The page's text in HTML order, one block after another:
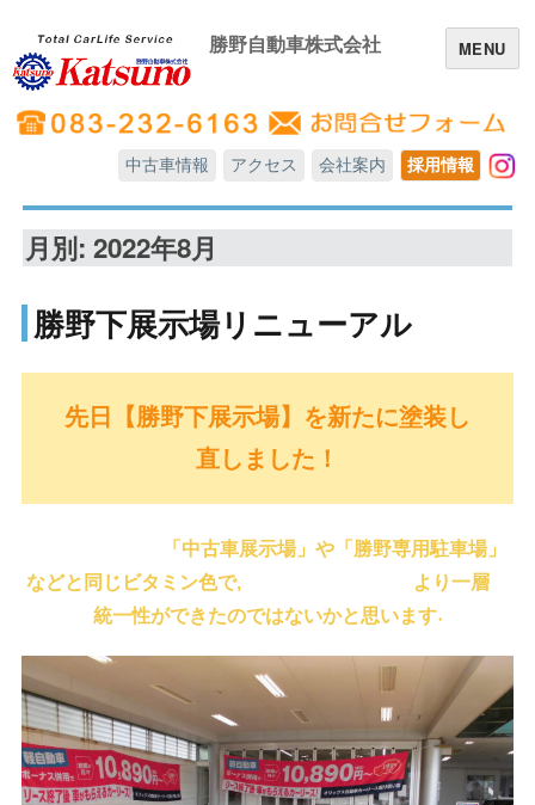
勝野自動車株式会社
中古車情報 アクセス 会社案内 採用情報 In
MENU
月別: 2022年8月
勝野下展示場リニューアル
先日【勝野下展示場】を新たに塗装し
直しました！
「中古車展示場」や「勝野専用駐車場」
などと同じビタミン色で, より一層
統一性ができたのではないかと思います˖